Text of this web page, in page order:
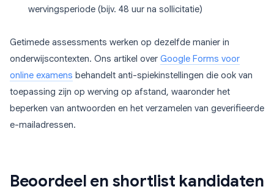
wervingsperiode (bijv. 48 uur na sollicitatie)
Getimede assessments werken op dezelfde manier in
onderwijscontexten. Ons artikel over Google Forms voor
online examens behandelt anti-spiekinstellingen die ook van
toepassing zijn op werving op afstand, waaronder het
beperken van antwoorden en het verzamelen van geverifieerde
e-mailadressen.
Beoordeel en shortlist kandidaten